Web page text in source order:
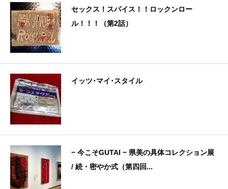
セックス！スパイス！！ロックンロー
ル！！！（第2話）
イッツ･マイ･スタイル
− 今こそGUTAI − 県美の具体コレクション展
/ 続・密やか式（第四回...